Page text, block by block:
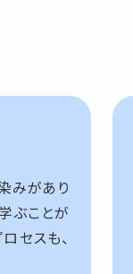
みがあり
ぶことが
セスも、